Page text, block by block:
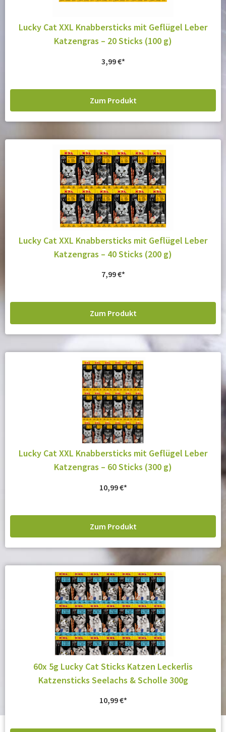
Lucky Cat XXL Knabbersticks mit Geflügel Leber
Katzengras – 20 Sticks (100 g)
3,99€
Zum Produkt
Lucky Cat XXL Knabbersticks mit Geflügel Leber
Katzengras – 40 Sticks (200 g)
7,99€
Zum Produkt
Lucky Cat XXL Knabbersticks mit Geflügel Leber
Katzengras – 60 Sticks (300 g)
10,99€
Zum Produkt
60x 5g Lucky Cat Sticks Katzen Leckerlis
Katzensticks Seelachs & Scholle 300g
10,99€